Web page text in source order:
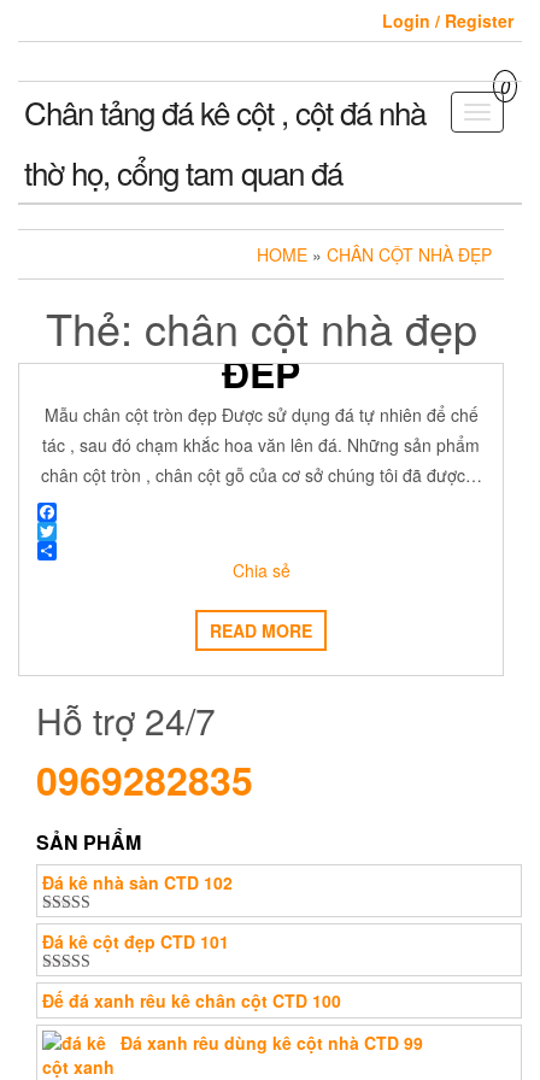
content
Login / Register
0
Toggle
Chân tảng đá kê cột , cột đá nhà
thờ họ, cổng tam quan đá
HOME » CHÂN CỘT NHÀ ĐẸP
Thẻ: chân cột nhà đẹp
MẪU CHÂN CỘT TRÒN
ĐẸP
7 Tháng Sáu, 2018 ADMIN Off ĐÁ MỸ NGHỆ
Mẫu chân cột tròn đẹp Được sử dụng đá tự nhiên để chế
tác , sau đó chạm khắc hoa văn lên đá. Những sản phẩm
chân cột tròn , chân cột gỗ của cơ sở chúng tôi đã được…
c
b
o
o
w
t
t
e
Chia sẻ
READ MORE
Hỗ trợ 24/7
0969282835
SẢN PHẨM
Đá kê nhà sàn CTD 102
Được xếp
hạng5.005
sao
Đá kê cột đẹp CTD 101
Được xếp
hạng5.005
sao
Đế đá xanh rêu kê chân cột CTD 100
Đá xanh rêu dùng kê cột nhà CTD 99